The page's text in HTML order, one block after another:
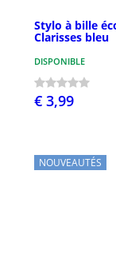
Stylo à bille
Clarisses bleu
DISPONIBLE
€ 3,99
NOUVEAUTÉS